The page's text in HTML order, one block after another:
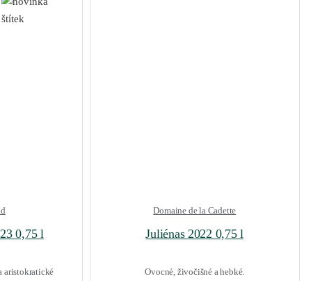
0,75 l
aristokratické
Domaine de la Cadette
Juliénas 2022 0,75 l
Ovocné, živočišné a hebké.